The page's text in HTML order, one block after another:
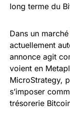
long terme du
Dans un marché
actuellement
annonce agit
voient en
MicroStrategy,
s’imposer
trésorerie